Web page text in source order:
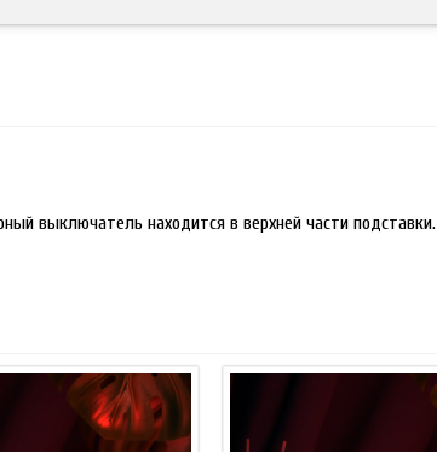
выключатель находится в верхней части